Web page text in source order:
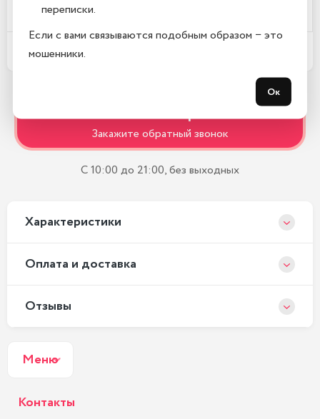
Телефоны новые или восстановленные?
Какой срок гарантии?
Остались вопросы?
Закажите обратный звонок
С 10:00 до 21:00, без выходных
Xарактеристики
Оплата и доставка
Отзывы
Меню
Контакты
переписки.
Если с вами связываются подобным образом − это
мошенники.
Ок